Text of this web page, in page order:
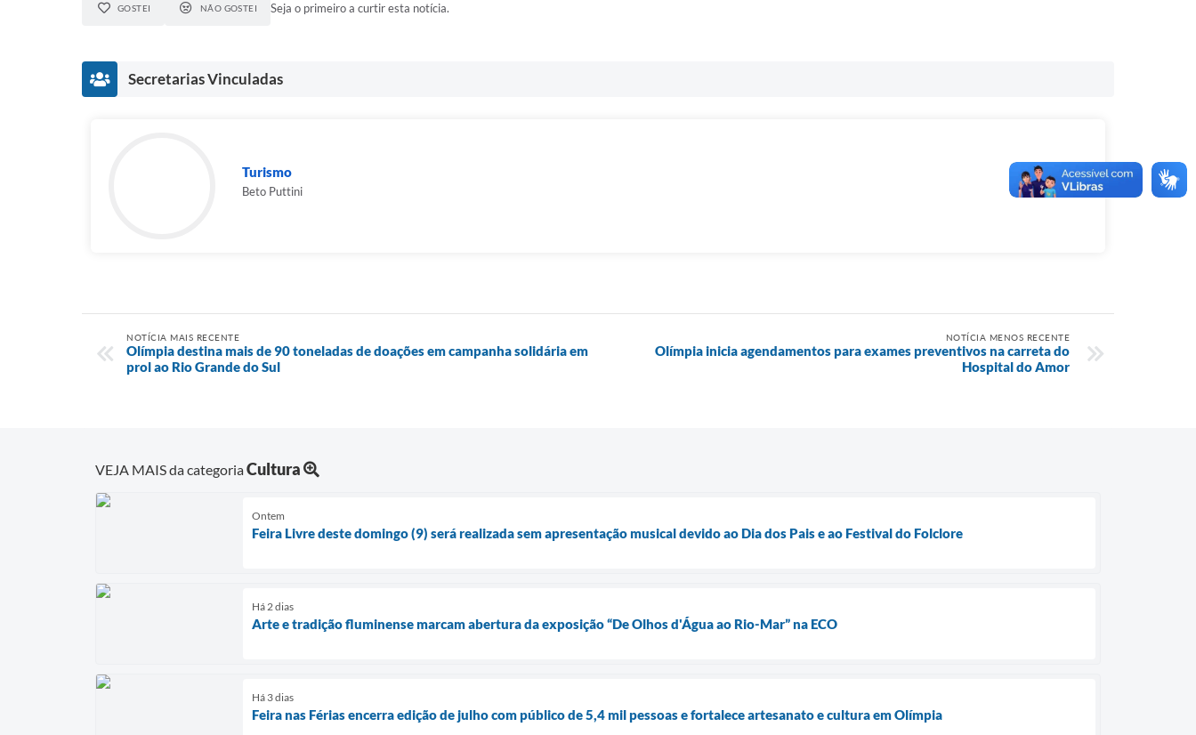
GOSTEI NÃO GOSTEI Seja o primeiro a curtir esta notícia.
Secretarias Vinculadas
Turismo
Beto Puttini
NOTÍCIA MAIS RECENTE
Olímpia destina mais de 90 toneladas de doações em campanha solidária em
prol ao Rio Grande do Sul
NOTÍCIA MENOS RECENTE
Olímpia inicia agendamentos para exames preventivos na carreta do
Hospital do Amor
VEJA MAIS da categoriaCultura
Ontem
Feira Livre deste domingo (9) será realizada sem apresentação musical devido ao Dia dos Pais e ao Festival do Folclore
Há 2 dias
Arte e tradição fluminense marcam abertura da exposição “De Olhos d'Água ao Rio-Mar” na ECO
Há 3 dias
Feira nas Férias encerra edição de julho com público de 5,4 mil pessoas e fortalece artesanato e cultura em Olímpia